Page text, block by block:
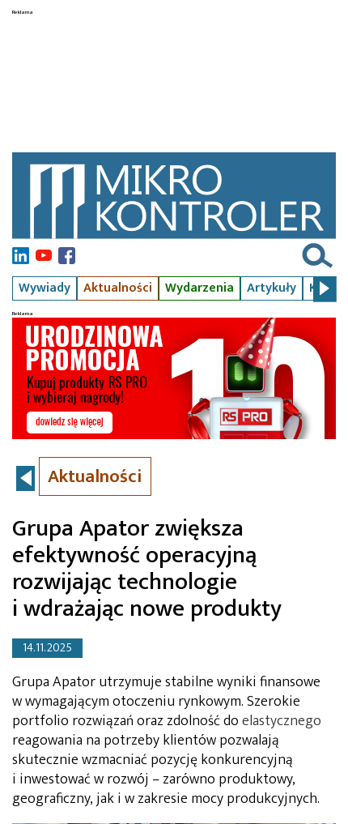
Wywiady Aktualności Wydarzenia Artykuły Kursy
Aktualności
Grupa Apator zwiększa
efektywność operacyjną
rozwijając technologie
i wdrażając nowe produkty
14.11.2025
Grupa Apator utrzymuje stabilne wyniki finansowe
w wymagającym otoczeniu rynkowym. Szerokie
portfolio rozwiązań oraz zdolność doelastycznego
reagowania na potrzeby klientów pozwalają
skutecznie wzmacniać pozycję konkurencyjną
i inwestować w rozwój – zarówno produktowy,
geograficzny, jak i w zakresie mocy produkcyjnych.